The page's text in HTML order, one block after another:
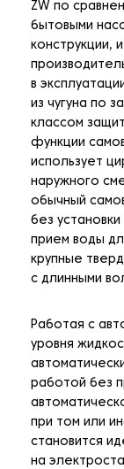
ZW по
бытовыми
конструкции,
в
из чугуна по
классом
функции
использует
наружного
обычный
без
прием воды
крупные
с длинными
Работая с
уровня
работой без
при том или
становится
на